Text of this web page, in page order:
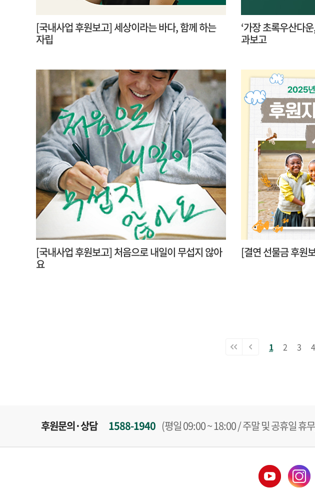
[국내사업 후원보고] 세상이라는 바다, 함께 하는
자립
‘가장 초록우산다
과보고
[국내사업 후원보고] 처음으로 내일이 무섭지 않아
요
[결연 선물금 후원
1 2 3 4
후원문의·상담 1588-1940 (평일 09:00 ~ 18:00 / 주말 및 공휴일 휴